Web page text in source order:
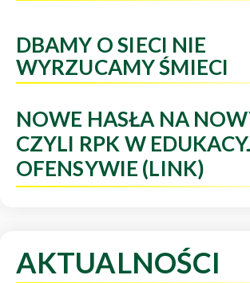
DBAMY O SIECI NIE
WYRZUCAMY ŚMIECI
NOWE HASŁA NA
CZYLI RPK W
OFENSYWIE (LINK)
AKTUALNOŚCI